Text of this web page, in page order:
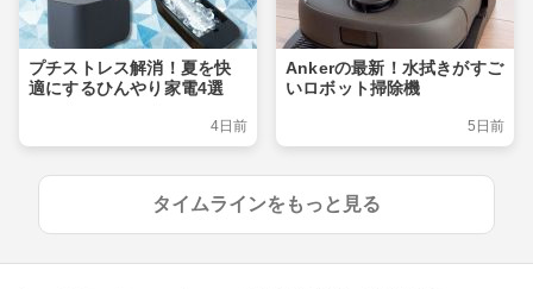
プチストレス解消！夏を快
適にするひんやり家電4選
4日前
Ankerの最新！水拭きがすご
いロボット掃除機
5日前
タイムラインをもっと見る